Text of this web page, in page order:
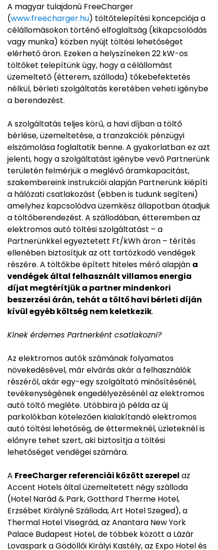
A magyar tulajdonú FreeCharger
(www.freecharger.hu) töltőtelepítési koncepciója a
célállomásokon történő elfoglaltság (kikapcsolódás
vagy munka) közben nyújt töltési lehetőséget
elérhető áron. Ezeken a helyszíneken 22 kW-os
töltőket telepítünk úgy, hogy a célállomást
üzemeltető (étterem, szálloda) tőkebefektetés
nélkül, bérleti szolgáltatás keretében veheti igénybe
a berendezést.
A szolgáltatás teljes körű, a havi díjban a töltő
bérlése, üzemeltetése, a tranzakciók pénzügyi
elszámolása foglaltatik benne. A gyakorlatban ez azt
jelenti, hogy a szolgáltatást igénybe vevő Partnerünk
területén felmérjük a meglévő áramkapacitást,
szakembereink instrukciói alapján Partnerünk kiépíti
a hálózati csatlakozást (ebben is tudunk segíteni)
amelyhez kapcsolódva üzemkész állapotban átadjuk
a töltőberendezést. A szállodában, étteremben az
elektromos autó töltési szolgáltatást – a
Partnerünkkel egyeztetett Ft/kWh áron – térítés
ellenében biztosítjuk az ott tartózkodó vendégek
részére. A töltőkbe épített hiteles mérő alapján a
vendégek által felhasznált villamos energia
díjat megtérítjük a partner mindenkori
beszerzési árán, tehát a töltő havi bérleti díján
kívül egyéb költség nem keletkezik.
Kinek érdemes Partnerként csatlakozni?
Az elektromos autók számának folyamatos
növekedésével, már elvárás akár a felhasználók
részéről, akár egy-egy szolgáltató minősítésénél,
tevékenységének engedélyezésénél az elektromos
autó töltő megléte. Utóbbira jó példa az új
parkolókban kötelezően kialakítandó elektromos
autó töltési lehetőség, de éttermeknél, üzleteknél is
előnyre tehet szert, aki biztosítja a töltési
lehetőséget vendégei számára.
A FreeCharger referenciái között szerepel az
Accent Hotels által üzemeltetett négy szálloda
(Hotel Narád & Park, Gotthard Therme Hotel,
Erzsébet Királyné Szálloda, Art Hotel Szeged), a
Thermal Hotel Visegrád, az Anantara New York
Palace Budapest Hotel, de többek között a Lázár
Lovaspark a Gödöllői Királyi Kastély, az Expo Hotel és